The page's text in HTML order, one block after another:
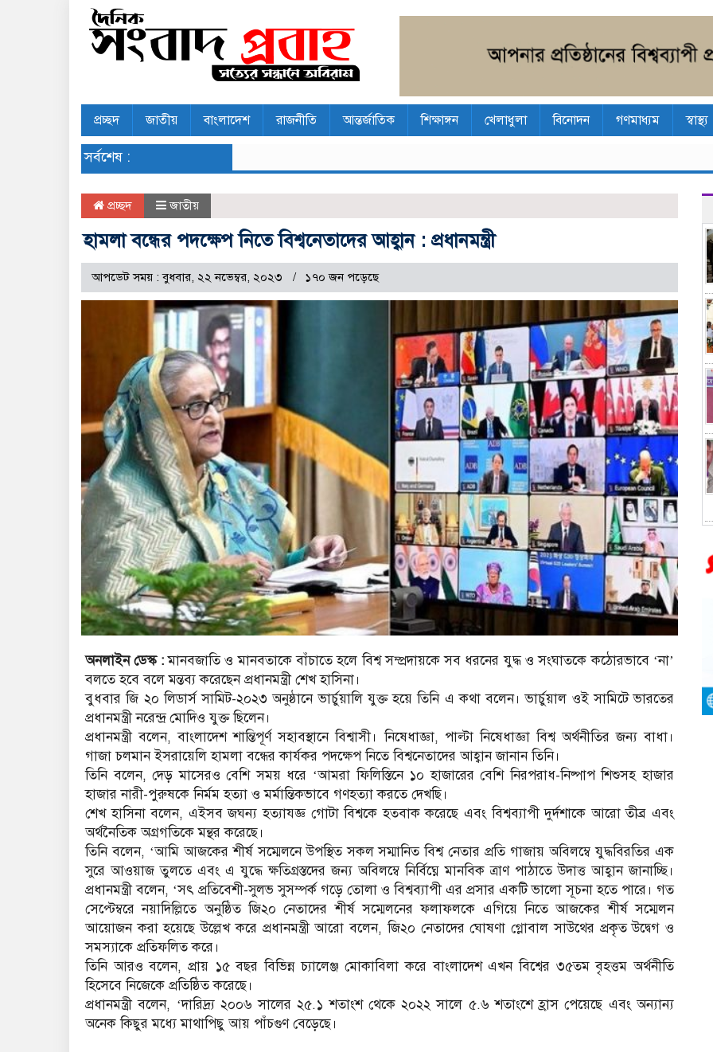
প্রচ্ছদ জাতীয় বাংলাদেশ রাজনীতি আন্তর্জাতিক শিক্ষাঙ্গন খেলাধুলা বিনোদন গণমাধ্যম স্বাস্থ্য
সর্বশেষ :
প্রচ্ছদ জাতীয়
হামলা বন্ধের পদক্ষেপ নিতে বিশ্বনেতাদের আহ্বান : প্রধানমন্ত্রী
আপডেট সময় : বুধবার, ২২ নভেম্বর, ২০২৩ ১৭০ জন পড়েছে
অনলাইন ডেস্ক :মানবজাতি ও মানবতাকে বাঁচাতে হলে বিশ্ব সম্প্রদায়কে সব ধরনের যুদ্ধ ও সংঘাতকে কঠোরভাবে ‘না’
বলতে হবে বলে মন্তব্য করেছেন প্রধানমন্ত্রী শেখ হাসিনা।
বুধবার জি ২০ লিডার্স সামিট-২০২৩ অনুষ্ঠানে ভার্চুয়ালি যুক্ত হয়ে তিনি এ কথা বলেন। ভার্চুয়াল ওই সামিটে ভারতের
প্রধানমন্ত্রী নরেন্দ্র মোদিও যুক্ত ছিলেন।
প্রধানমন্ত্রী বলেন, বাংলাদেশ শান্তিপূর্ণ সহাবস্থানে বিশ্বাসী। নিষেধাজ্ঞা, পাল্টা নিষেধাজ্ঞা বিশ্ব অর্থনীতির জন্য বাধা।
গাজা চলমান ইসরায়েলি হামলা বন্ধের কার্যকর পদক্ষেপ নিতে বিশ্বনেতাদের আহ্বান জানান তিনি।
তিনি বলেন, দেড় মাসেরও বেশি সময় ধরে ‘আমরা ফিলিস্তিনে ১০ হাজারের বেশি নিরপরাধ-নিষ্পাপ শিশুসহ হাজার
হাজার নারী-পুরুষকে নির্মম হত্যা ও মর্মান্তিকভাবে গণহত্যা করতে দেখছি।
শেখ হাসিনা বলেন, এইসব জঘন্য হত্যাযজ্ঞ গোটা বিশ্বকে হতবাক করেছে এবং বিশ্বব্যাপী দুর্দশাকে আরো তীব্র এবং
অর্থনৈতিক অগ্রগতিকে মন্থর করেছে।
তিনি বলেন, ‘আমি আজকের শীর্ষ সম্মেলনে উপস্থিত সকল সম্মানিত বিশ্ব নেতার প্রতি গাজায় অবিলম্বে যুদ্ধবিরতির এক
সুরে আওয়াজ তুলতে এবং এ যুদ্ধে ক্ষতিগ্রস্তদের জন্য অবিলম্বে নির্বিঘ্নে মানবিক ত্রাণ পাঠাতে উদাত্ত আহ্বান জানাচ্ছি।
প্রধানমন্ত্রী বলেন, ‘সৎ প্রতিবেশী-সুলভ সুসম্পর্ক গড়ে তোলা ও বিশ্বব্যাপী এর প্রসার একটি ভালো সূচনা হতে পারে। গত
সেপ্টেম্বরে নয়াদিল্লিতে অনুষ্ঠিত জি২০ নেতাদের শীর্ষ সম্মেলনের ফলাফলকে এগিয়ে নিতে আজকের শীর্ষ সম্মেলন
আয়োজন করা হয়েছে উল্লেখ করে প্রধানমন্ত্রী আরো বলেন, জি২০ নেতাদের ঘোষণা গ্লোবাল সাউথের প্রকৃত উদ্বেগ ও
সমস্যাকে প্রতিফলিত করে।
তিনি আরও বলেন, প্রায় ১৫ বছর বিভিন্ন চ্যালেঞ্জ মোকাবিলা করে বাংলাদেশ এখন বিশ্বের ৩৫তম বৃহত্তম অর্থনীতি
হিসেবে নিজেকে প্রতিষ্ঠিত করেছে।
প্রধানমন্ত্রী বলেন, ‘দারিদ্র্য ২০০৬ সালের ২৫.১ শতাংশ থেকে ২০২২ সালে ৫.৬ শতাংশে হ্রাস পেয়েছে এবং অন্যান্য
অনেক কিছুর মধ্যে মাথাপিছু আয় পাঁচগুণ বেড়েছে।